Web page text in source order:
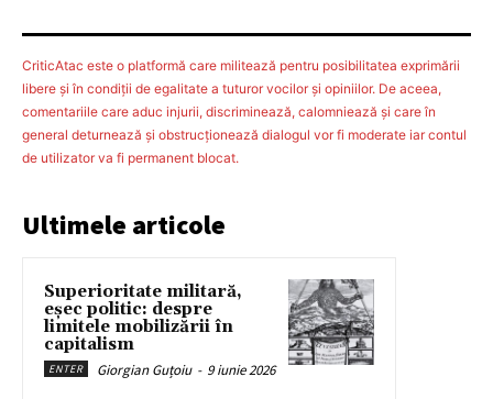
CriticAtac este o platformă care militează pentru posibilitatea exprimării
libere şi în condiţii de egalitate a tuturor vocilor şi opiniilor. De aceea,
comentariile care aduc injurii, discriminează, calomniează şi care în
general deturnează şi obstrucţionează dialogul vor fi moderate iar contul
de utilizator va fi permanent blocat.
Ultimele articole
Superioritate militară,
eșec politic: despre
limitele mobilizării în
capitalism
ENTER Giorgian Guțoiu - 9 iunie 2026